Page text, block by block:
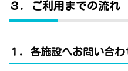
３．ご利用までの流れ
１．各施設へお問い合わ